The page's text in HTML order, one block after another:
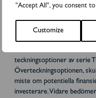
"Accept All", you consent
Customize
det garanterade beloppet,
ramen för
får full tilldelning inom
Överteckningsoption.
teckningsoptioner av serie
Överteckningsoptionen,
miste om potentiella
investerare. Vidare